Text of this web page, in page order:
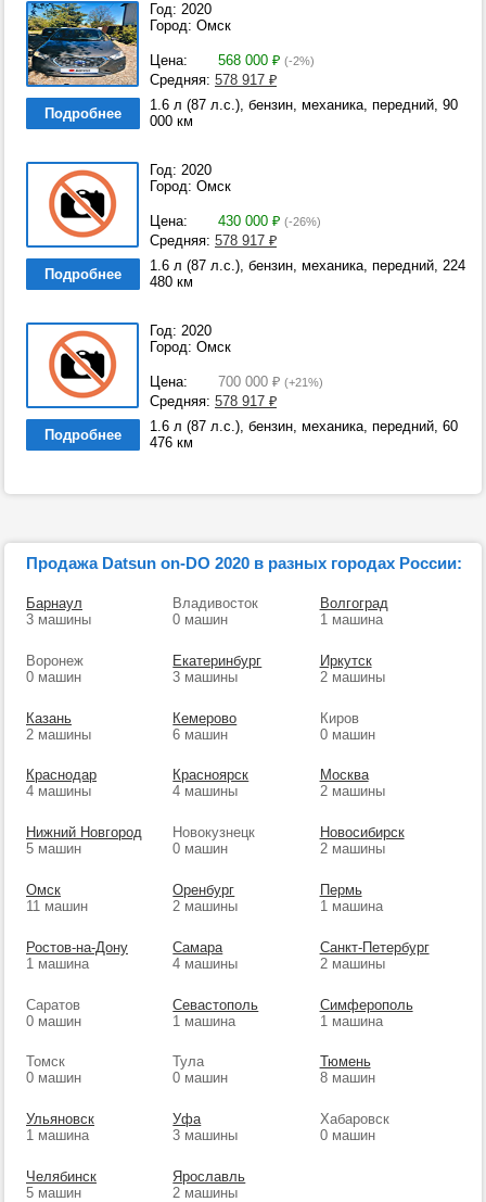
Год: 2020
Город: Омск
Цена: 568 000 ₽ (-2%)
Средняя: 578 917 ₽
Подробнее
1.6 л (87 л.с.), бензин, механика, передний, 90
000 км
Год: 2020
Город: Омск
Цена: 430 000 ₽ (-26%)
Средняя: 578 917 ₽
Подробнее
1.6 л (87 л.с.), бензин, механика, передний, 224
480 км
Год: 2020
Город: Омск
Цена: 700 000 ₽ (+21%)
Средняя: 578 917 ₽
Подробнее
1.6 л (87 л.с.), бензин, механика, передний, 60
476 км
Продажа Datsun on-DO 2020 в разных городах России:
Барнаул
3 машины
Владивосток
0 машин
Волгоград
1 машина
Воронеж
0 машин
Екатеринбург
3 машины
Иркутск
2 машины
Казань
2 машины
Кемерово
6 машин
Киров
0 машин
Краснодар
4 машины
Красноярск
4 машины
Москва
2 машины
Нижний Новгород
5 машин
Новокузнецк
0 машин
Новосибирск
2 машины
Омск
11 машин
Оренбург
2 машины
Пермь
1 машина
Ростов-на-Дону
1 машина
Самара
4 машины
Санкт-Петербург
2 машины
Саратов
0 машин
Севастополь
1 машина
Симферополь
1 машина
Томск
0 машин
Тула
0 машин
Тюмень
8 машин
Ульяновск
1 машина
Уфа
3 машины
Хабаровск
0 машин
Челябинск
5 машин
Ярославль
2 машины